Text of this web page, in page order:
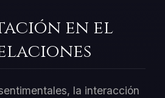
en el
la interacción